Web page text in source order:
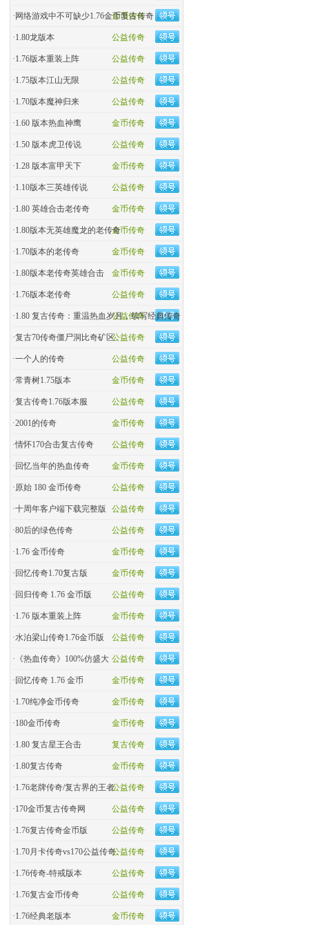
金币传奇
· 网络游戏中不可缺少1.76金币复古传奇
公益传奇
·1.80龙版本
公益传奇
·1.76版本重装上阵
公益传奇
·1.75版本江山无限
公益传奇
·1.70版本魔神归来
金币传奇
·1.60 版本热血神鹰
公益传奇
·1.50 版本虎卫传说
金币传奇
·1.28 版本富甲天下
公益传奇
·1.10版本三英雄传说
金币传奇
·1.80 英雄合击老传奇
金币传奇
·1.80版本无英雄魔龙的老传奇
金币传奇
·1.70版本的老传奇
金币传奇
·1.80版本老传奇英雄合击
公益传奇
·1.76版本老传奇
公益传奇
·1.80 复古传奇：重温热血岁月，续写经典传奇
公益传奇
·复古70传奇僵尸洞比奇矿区
公益传奇
·一个人的传奇
金币传奇
·常青树1.75版本
公益传奇
·复古传奇1.76版本服
金币传奇
·2001的传奇
公益传奇
·情怀170合击复古传奇
金币传奇
· 回忆当年的热血传奇
公益传奇
·原始 180 金币传奇
公益传奇
·十周年客户端下载完整版
公益传奇
·80后的绿色传奇
金币传奇
·1.76 金币传奇
金币传奇
· 回忆传奇1.70复古版
公益传奇
· 回归传奇 1.76 金币版
金币传奇
·1.76 版本重装上阵
公益传奇
·水泊梁山传奇1.76金币版
公益传奇
· 《热血传奇》100%仿盛大
金币传奇
· 回忆传奇 1.76 金币
金币传奇
·1.70纯净金币传奇
金币传奇
·180金币传奇
复古传奇
·1.80 复古星王合击
金币传奇
·1.80复古传奇
公益传奇
·1.76老牌传奇/复古界的王者
公益传奇
·170金币复古传奇网
公益传奇
·1.76复古传奇金币版
公益传奇
·1.70月卡传奇vs170公益传奇
公益传奇
·1.76传奇-特戒版本
公益传奇
·1.76复古金币传奇
金币传奇
·1.76经典老版本